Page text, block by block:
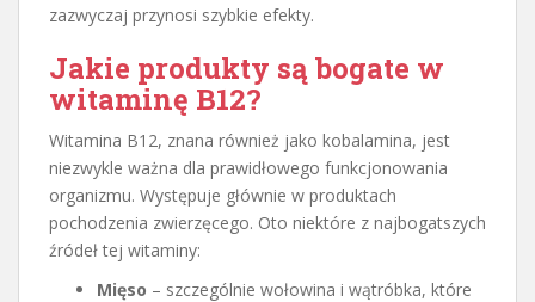
zazwyczaj przynosi szybkie efekty.
Jakie produkty są bogate w
witaminę B12?
Witamina B12, znana również jako kobalamina, jest
niezwykle ważna dla prawidłowego funkcjonowania
organizmu. Występuje głównie w produktach
pochodzenia zwierzęcego. Oto niektóre z najbogatszych
źródeł tej witaminy:
Mięso – szczególnie wołowina i wątróbka, które